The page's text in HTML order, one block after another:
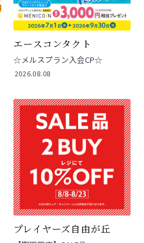
エースコンタクト
☆メルスプラン入会CP☆
2026.08.08
プレイヤーズ自由が丘